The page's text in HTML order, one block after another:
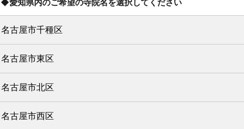
◆愛知県内のご希望の寺院名を選択してください
名古屋市千種区
名古屋市東区
名古屋市北区
名古屋市西区